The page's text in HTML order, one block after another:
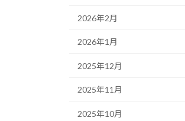
2026年2月
2026年1月
2025年12月
2025年11月
2025年10月